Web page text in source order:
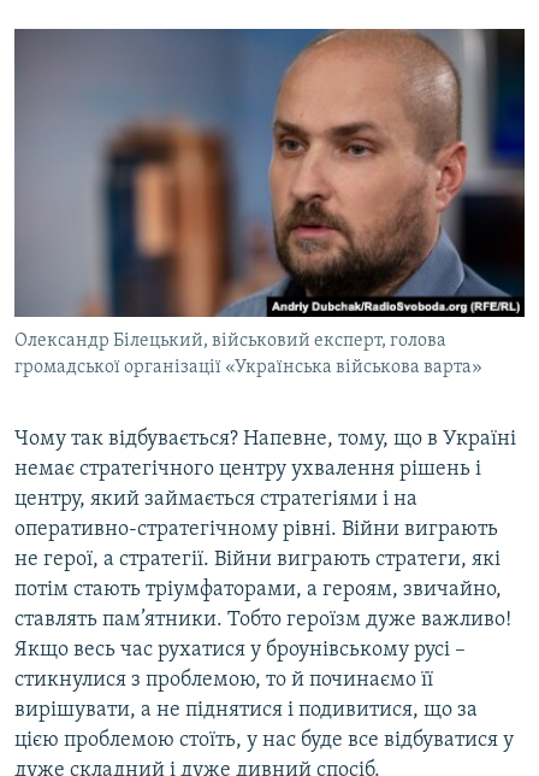
Олександр Білецький, військовий експерт, голова
громадської організації «Українська військова варта»
Чому так відбувається? Напевне, тому, що в Україні
немає стратегічного центру ухвалення рішень і
центру, який займається стратегіями і на
оперативно-стратегічному рівні. Війни виграють
не герої, а стратегії. Війни виграють стратеги, які
потім стають тріумфаторами, а героям, звичайно,
ставлять пам’ятники. Тобто героїзм дуже важливо!
Якщо весь час рухатися у броунівському русі –
стикнулися з проблемою, то й починаємо її
вирішувати, а не піднятися і подивитися, що за
цією проблемою стоїть, у нас буде все відбуватися у
дуже складний і дуже дивний спосіб.